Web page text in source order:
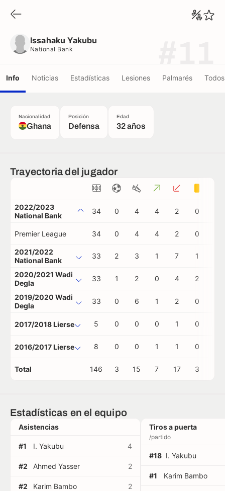
Issahaku Yakubu
National Bank
Info Noticias Estadísticas Lesiones Palmarés
Nacionalidad
Ghana
Posición
Defensa
Edad
32 años
Trayectoria del jugador
2022/2023
National Bank
34 0 4 4 2 0
Premier League 34 0 4 4 2 0
2021/2022
National Bank
33 2 3 1 7 1
2020/2021 Wadi
Degla
33 1 2 0 4 2
2019/2020 Wadi
Degla
33 0 6 1 2 0
2017/2018 Lierse 5 0 0 0 1 0
2016/2017 Lierse 8 0 0 1 1 0
Total 146 3 15 7 17 3
Estadísticas en el equipo
Asistencias
#1 I. Yakubu 4
#2 Ahmed Yasser 2
#2 Karim Bambo 2
Tiros a puerta
/partido
#18 I. Yakubu
#1 Karim Bambo